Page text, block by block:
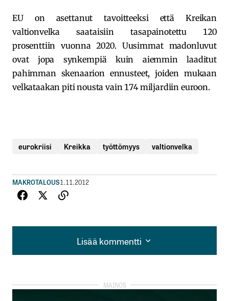
EU on asettanut tavoitteeksi että Kreikan
valtionvelka saataisiin tasapainotettu 120
prosenttiin vuonna 2020. Uusimmat madonluvut
ovat jopa synkempiä kuin aiemmin laaditut
pahimman skenaarion ennusteet, joiden mukaan
velkataakan piti nousta vain 174 miljardiin euroon.
eurokriisi Kreikka työttömyys valtionvelka
MAKROTALOUS1.11.2012
Lisää kommentti
Lisää kommentti
kirjautua